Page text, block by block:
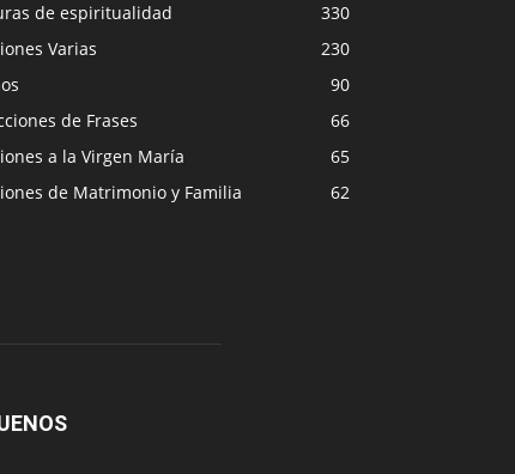
de espiritualidad
330
Varias
230
90
de Frases
66
a la Virgen María
65
de Matrimonio y Familia
62